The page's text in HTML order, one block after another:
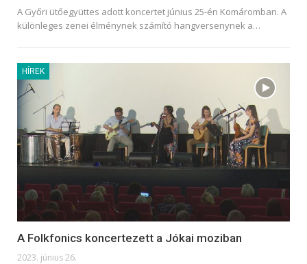
A Győri ütőegyüttes adott koncertet június 25-én Komáromban. A
különleges zenei élménynek számító hangversenynek a…
HÍREK
A Folkfonics koncertezett a Jókai moziban
2023. június 26.